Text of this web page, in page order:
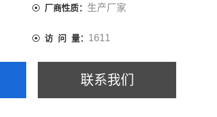
厂商性质： 生产厂家
访 问 量： 1611
联系我们